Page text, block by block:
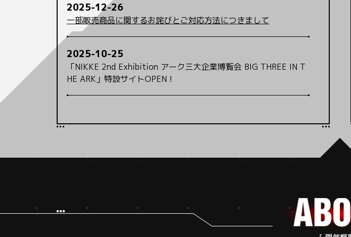
2025-12-26
一部販売商品に関するお詫びとご対応方法につきまして
2025-10-25
「NIKKE 2nd Exhibition アーク三大企業博覧会 BIG THREE IN T
HE ARK」特設サイトOPEN！